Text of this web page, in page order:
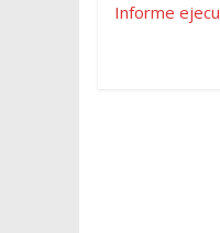
Informe